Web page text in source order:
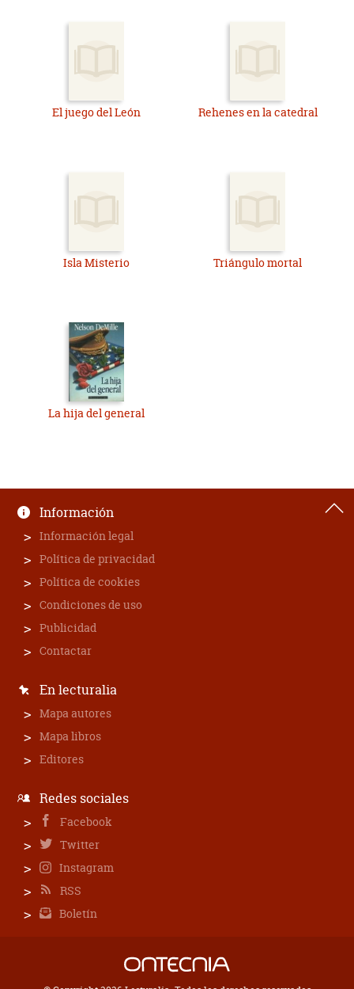
El juego del León Rehenes en la catedral
Isla Misterio Triángulo mortal
La hija del general
Información
Información legal
Política de privacidad
Política de cookies
Condiciones de uso
Publicidad
Contactar
En lecturalia
Mapa autores
Mapa libros
Editores
Redes sociales
Facebook
Twitter
Instagram
RSS
Boletín